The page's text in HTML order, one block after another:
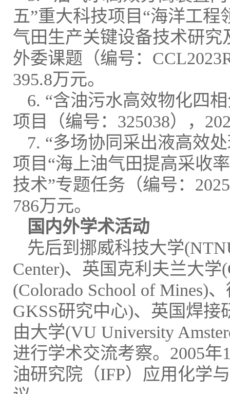
五”重大科技项目“海洋工
气田生产关键设备技术研究
外委课题（编号：
395.8万元。
6. “含油污水高效物化四
项目（编号：325038），
7. “多场协同采出液高效
项目“海上油气田提高采收
技术”专题任务（编号：
786万元。
国内外学术活动
先后到挪威科技大学
Center)、英国克利夫兰大
(Colorado School of Mines)
GKSS研究中心)、英国焊
由大学(VU University
进行学术交流考察。2005
油研究院（IFP）应用化学